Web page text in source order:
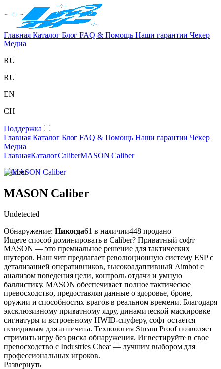
Главная Каталог Блог FAQ & Помощь Наши гарантии Чекер
Медиа
RU
RU
EN
CH
Поддержка
Главная Каталог Блог FAQ & Помощь Наши гарантии Чекер
Медиа
ГлавнаяКаталогCaliberMASON Caliber
Caliber
MASON Caliber
Undetected
Обнаружение: Никогда61 в наличии448 продано
Ищете способ доминировать в Caliber? Приватный софт
MASON — это премиальное решение для тактических
шутеров. Наш чит предлагает революционную систему ESP с
детализацией оперативников, высокоадаптивный Aimbot с
анализом поведения цели, контроль отдачи и умную
баллистику. MASON обеспечивает полное тактическое
превосходство, предоставляя данные о здоровье, броне,
оружии и способностях врагов в реальном времени. Благодаря
эксклюзивному приватному ядру, динамической маскировке
сигнатуры и встроенному HWID-спуферу, софт остается
невидимым для античита. Технология Stream Proof позволяет
стримить игру без риска обнаружения. Инвестируйте в свое
превосходство с Industries Cheat — лучшим выбором для
профессиональных игроков.
Развернуть